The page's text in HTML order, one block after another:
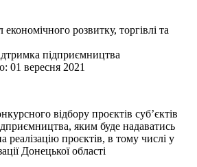
економічного розвитку, торгівлі та
підприємництва
01 вересня 2021
відбору проєктів суб’єктів
яким буде надаватись
реалізацію проєктів, в тому числі у
Донецької області